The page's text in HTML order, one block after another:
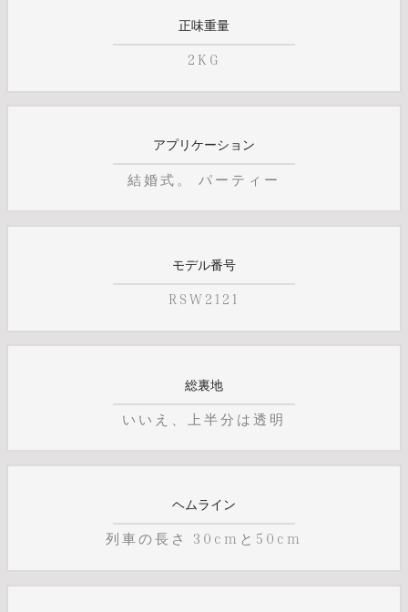
正味重量
2KG
アプリケーション
結婚式。 パーティー
モデル番号
RSW2121
総裏地
いいえ、上半分は透明
ヘムライン
列車の長さ 30cmと50cm